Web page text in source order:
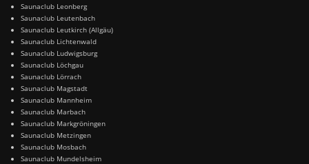
Saunaclub Leonberg
Saunaclub Leutenbach
Saunaclub Leutkirch (Allgäu)
Saunaclub Lichtenwald
Saunaclub Ludwigsburg
Saunaclub Löchgau
Saunaclub Lörrach
Saunaclub Magstadt
Saunaclub Mannheim
Saunaclub Marbach
Saunaclub Markgröningen
Saunaclub Metzingen
Saunaclub Mosbach
Saunaclub Mundelsheim